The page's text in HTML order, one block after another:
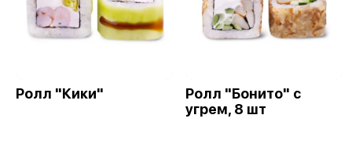
Ролл "Кики"
Ролл "Бонито" с
угрем, 8 шт